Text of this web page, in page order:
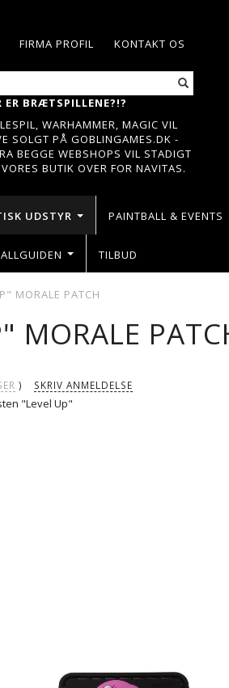
KONTAKT OS
FIRMA PROFIL
ER BRÆTSPILLENE?!?
WARHAMMER, MAGIC VIL
SOLGT PÅ GOBLINGAMES.DK -
BEGGE WEBSHOPS VIL STADIGT
BUTIK OVER FOR NAVITAS.
UDSTYR PAINTBALL & EVENTS
TILBUD
MORALE PATCH
MORALE
SKRIV ANMELDELSE
"Level Up"